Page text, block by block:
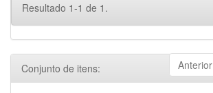
Resultado 1-1 de 1.
Anterior
Conjunto de itens: